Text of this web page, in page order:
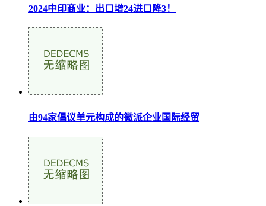
2024中印商业：出口增24进口降3！
由94家倡议单元构成的徽派企业国际经贸